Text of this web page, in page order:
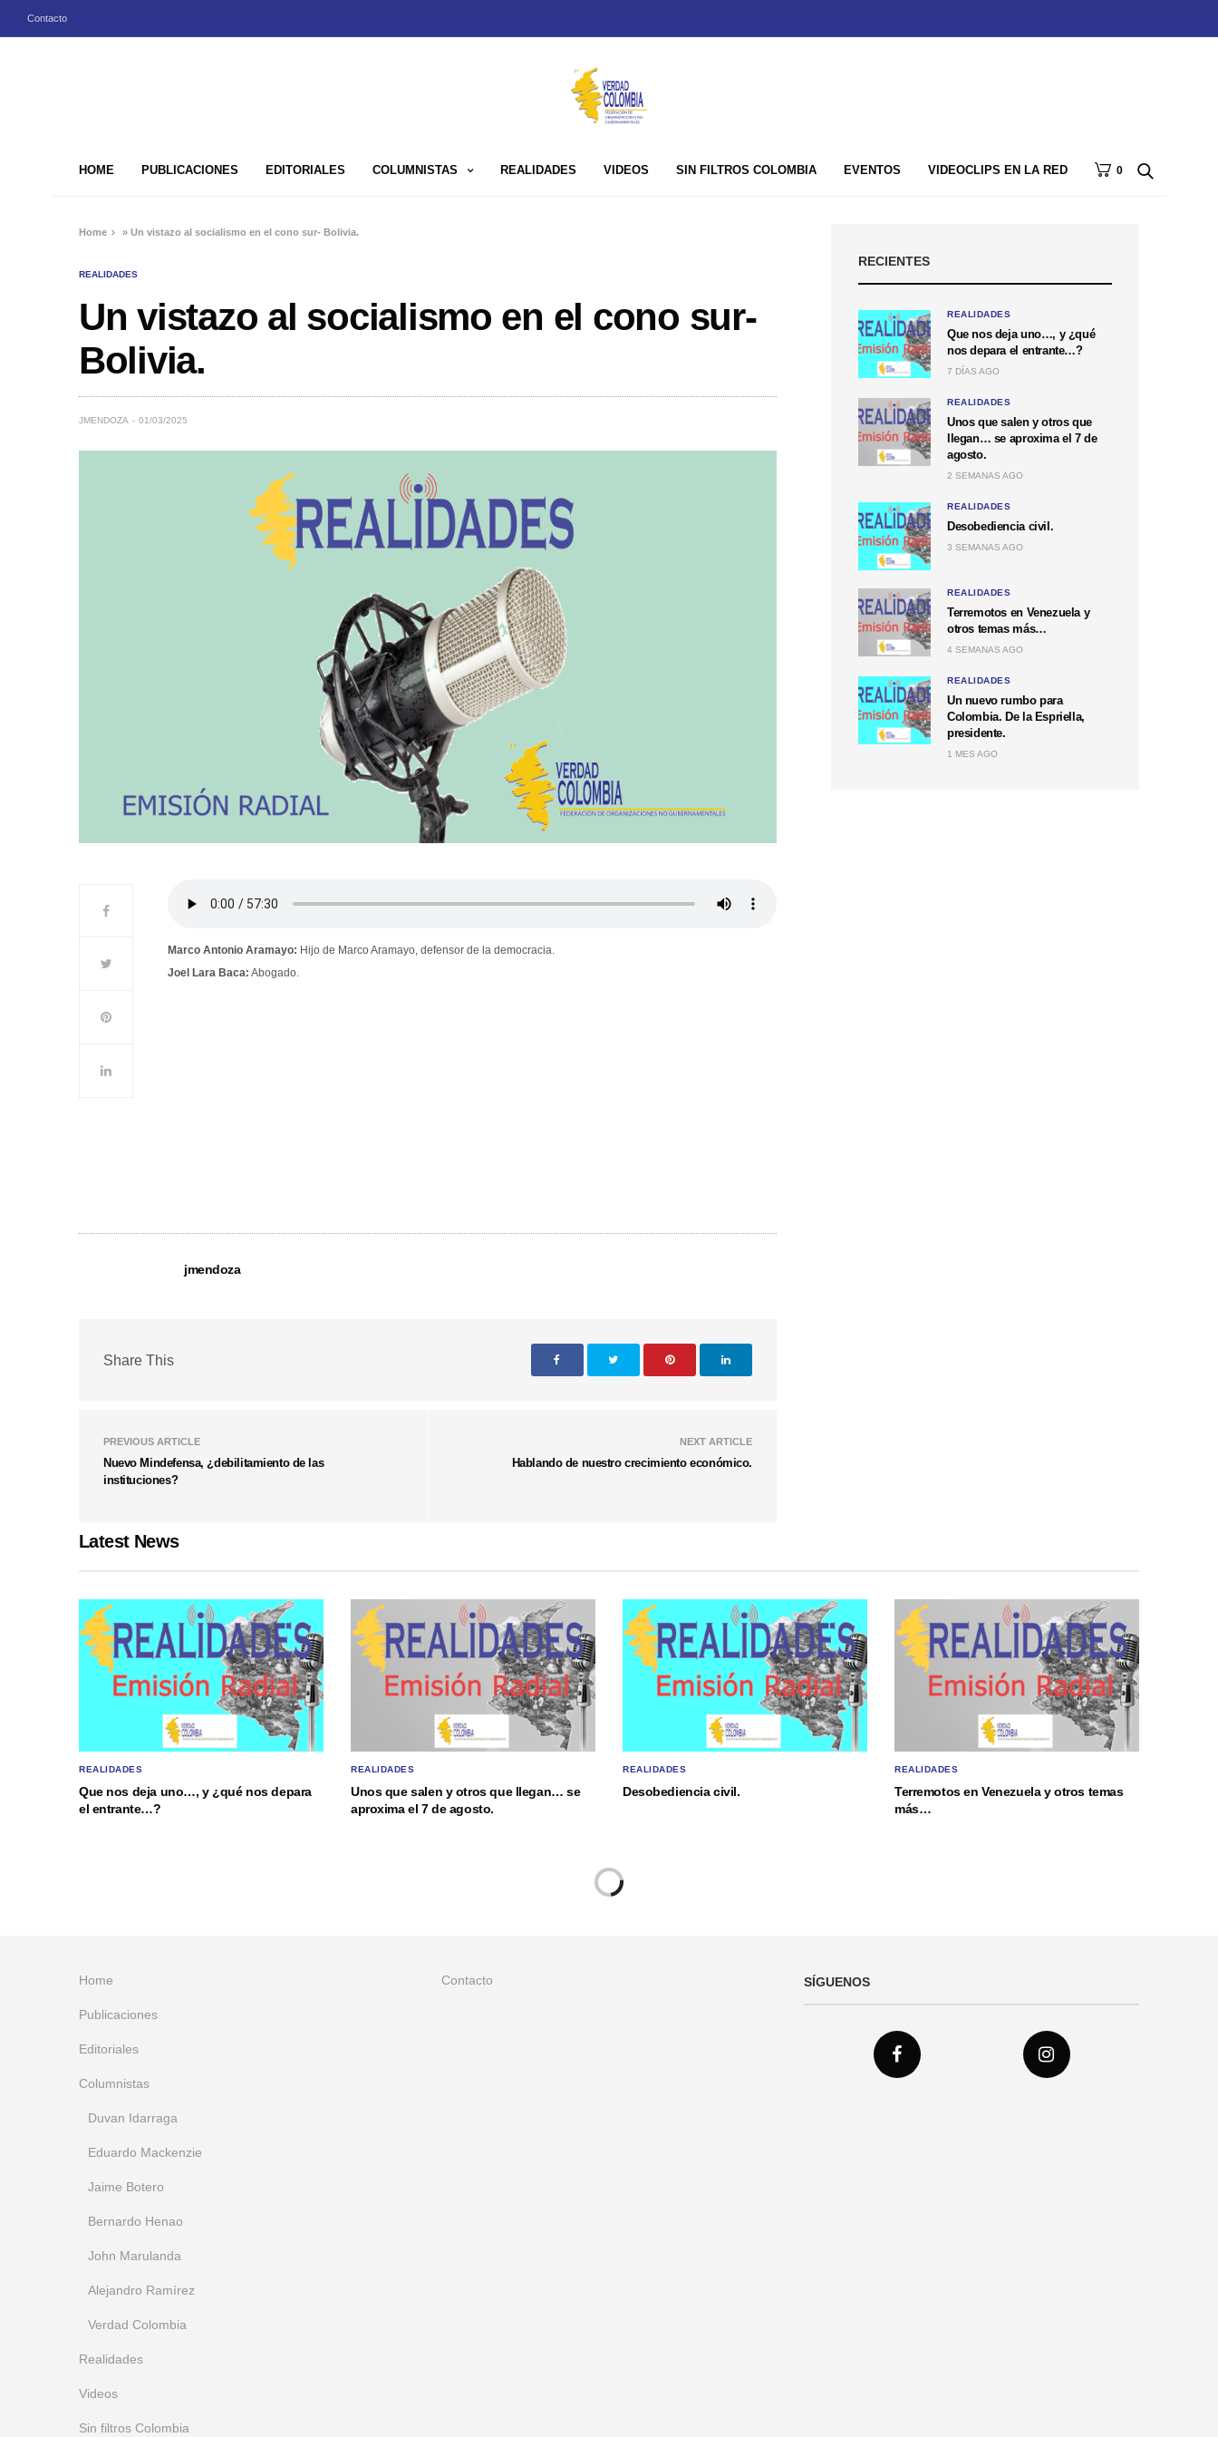
Contacto
HOME PUBLICACIONES EDITORIALES COLUMNISTAS REALIDADES VIDEOS SIN FILTROS COLOMBIA EVENTOS VIDEOCLIPS EN LA RED 0
Home »Un vistazo al socialismo en el cono sur- Bolivia.
REALIDADES
Un vistazo al socialismo en el cono sur-
Bolivia.
JMENDOZA 01/03/2025
Marco Antonio Aramayo: Hijo de Marco Aramayo, defensor de la democracia.
Joel Lara Baca: Abogado.
jmendoza
Share This
PREVIOUS ARTICLE
Nuevo Mindefensa, ¿debilitamiento de las
instituciones?
NEXT ARTICLE
Hablando de nuestro crecimiento económico.
RECIENTES
REALIDADES
Que nos deja uno…, y ¿qué
nos depara el entrante…?
7 DÍAS AGO
REALIDADES
Unos que salen y otros que
llegan… se aproxima el 7 de
agosto.
2 SEMANAS AGO
REALIDADES
Desobediencia civil.
3 SEMANAS AGO
REALIDADES
Terremotos en Venezuela y
otros temas más…
4 SEMANAS AGO
REALIDADES
Un nuevo rumbo para
Colombia. De la Espriella,
presidente.
1 MES AGO
Latest News
REALIDADES
Que nos deja uno…, y ¿qué nos depara
el entrante…?
REALIDADES
Unos que salen y otros que llegan… se
aproxima el 7 de agosto.
REALIDADES
Desobediencia civil.
REALIDADES
Terremotos en Venezuela y otros temas
más…
Home
Publicaciones
Editoriales
Columnistas
Duvan Idarraga
Eduardo Mackenzie
Jaime Botero
Bernardo Henao
John Marulanda
Alejandro Ramírez
Verdad Colombia
Realidades
Videos
Sin filtros Colombia
Contacto SÍGUENOS